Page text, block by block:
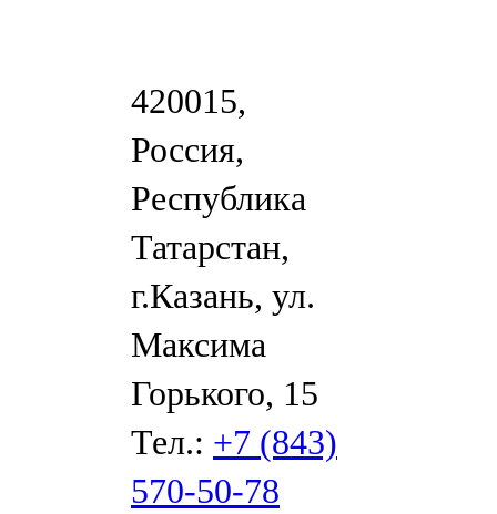
420015,
Россия,
Республика
Татарстан,
г.Казань, ул.
Максима
Горького, 15
Тел.: +7 (843)
570-50-78